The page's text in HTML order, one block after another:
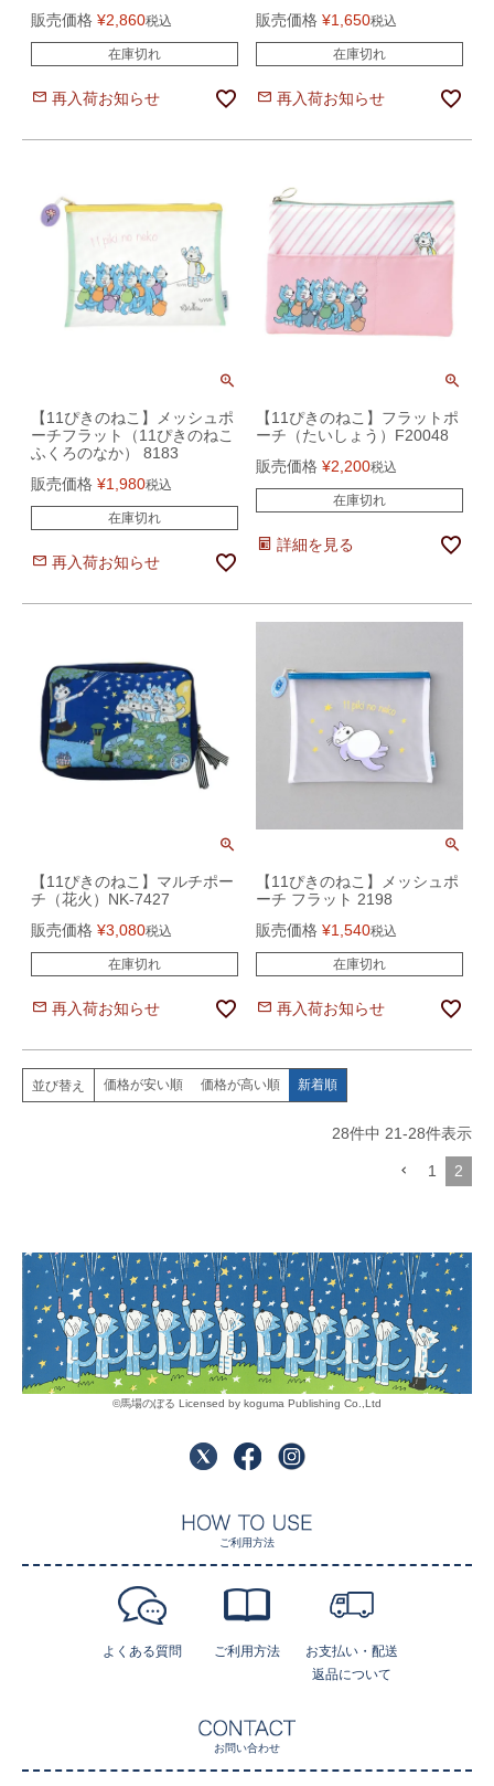
販売価格 ¥2,860税込
在庫切れ
再入荷お知らせ
販売価格 ¥1,650税込
在庫切れ
再入荷お知らせ
【11ぴきのねこ】メッシュポ
ーチフラット（11ぴきのねこ
ふくろのなか） 8183
販売価格 ¥1,980税込
在庫切れ
再入荷お知らせ
【11ぴきのねこ】フラットポ
ーチ（たいしょう）F20048
販売価格 ¥2,200税込
在庫切れ
詳細を見る
【11ぴきのねこ】マルチポー
チ（花火）NK-7427
販売価格 ¥3,080税込
在庫切れ
再入荷お知らせ
【11ぴきのねこ】メッシュポ
ーチ フラット 2198
販売価格 ¥1,540税込
在庫切れ
再入荷お知らせ
並び替え 価格が安い順 価格が高い順 新着順
28件中 21-28件表示
1 2
©馬場のぼる Licensed by koguma Publishing Co.,Ltd
お問い合わせ
ご利用方法
よくある質問 ご利用方法
お支払い・配送
返品について